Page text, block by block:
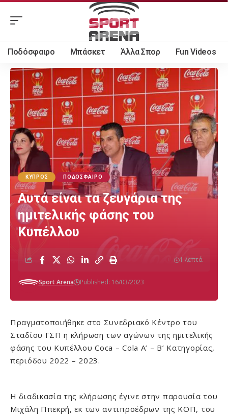
Ποδόσφαιρο Μπάσκετ Άλλα Σπορ Fun Videos
ΚΎΠΡΟΣ ΠΟΔΌΣΦΑΙΡΟ
Αυτά είναι τα ζευγάρια της
ημιτελικής φάσης του
Κυπέλλου
Sport Arena Published: 16/03/2023
1 λεπτά
Πραγματοποιήθηκε στο Συνεδριακό Κέντρο του
Σταδίου ΓΣΠ η κλήρωση των αγώνων της ημιτελικής
φάσης του Κυπέλλου Coca – Cola Α’ – Β’ Κατηγορίας,
περιόδου 2022 – 2023.
Η διαδικασία της κλήρωσης έγινε στην παρουσία του
Μιχάλη Ππεκρή, εκ των αντιπροέδρων της ΚΟΠ, του